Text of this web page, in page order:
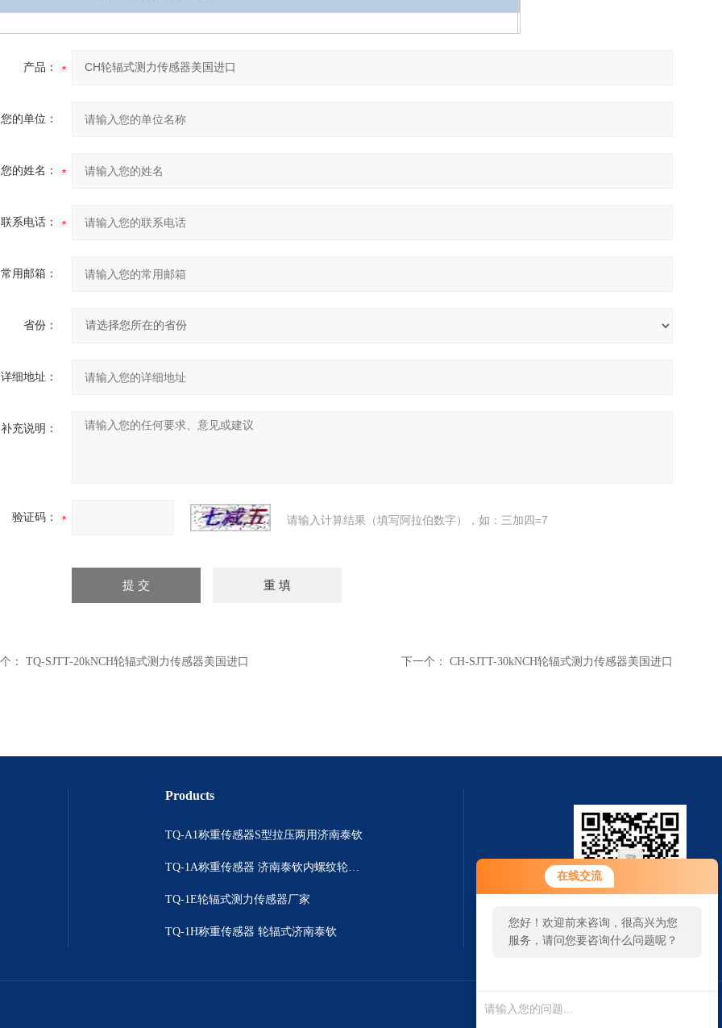
在线交流
您好！欢迎前来咨询，很高兴为您
服务，请问您要咨询什么问题呢？
了需求产品，您可以直接在线与我
联系！
产品：
您的单位：
您的姓名：
联系电话：
常用邮箱：
省份：
详细地址：
补充说明：
验证码： 请输入计算结果（填写阿拉伯数字），如：三加四=7
： TQ-SJTT-20kNCH轮辐式测力传感器美国进口 下一个： CH-SJTT-30kNCH轮辐式测力传感器美国进口
Products
TQ-A1称重传感器S型拉压两用济南泰钦
TQ-1A称重传感器 济南泰钦内螺纹轮辐拉压双向
TQ-1E轮辐式测力传感器厂家
TQ-1H称重传感器 轮辐式济南泰钦 扫一扫 微信咨询